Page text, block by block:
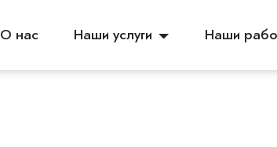
О нас Наши услуги Наши